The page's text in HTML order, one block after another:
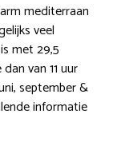
mediterraan
veel
met 29,5
van 11 uur
september &
informatie